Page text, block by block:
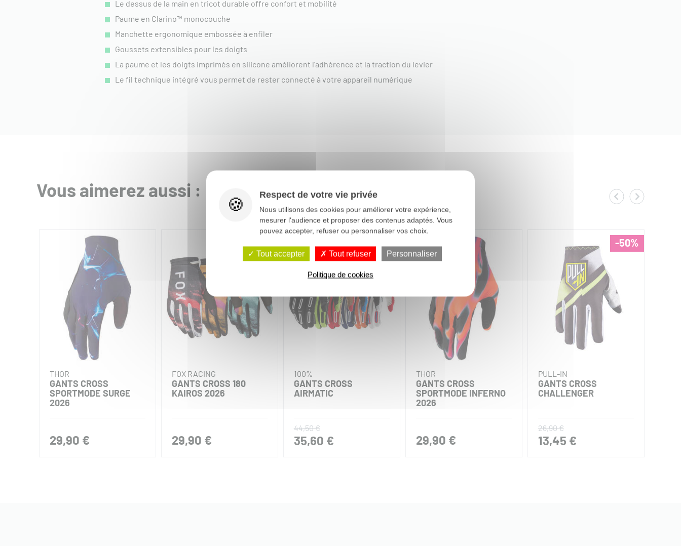
Le dessus de la main en tricot durable offre confort et mobilité
Paume en Clarino™ monocouche
Manchette ergonomique embossée à enfiler
Goussets extensibles pour les doigts
La paume et les doigts imprimés en silicone améliorent l'adhérence et la traction du levier
Le fil technique intégré vous permet de rester connecté à votre appareil numérique
Vous aimerez aussi :
THOR
GANTS CROSS
SPORTMODE SURGE
2026
29,90 €
FOX RACING
GANTS CROSS 180
KAIROS 2026
29,90 €
100%
GANTS CROSS
AIRMATIC
44,50 €
35,60 €
THOR
GANTS CROSS
SPORTMODE INFERNO
2026
29,90 €
-50%
PULL-IN
GANTS CROSS
CHALLENGER
26,90 €
13,45 €
Respect de votre vie privée
Nous utilisons des cookies pour améliorer votre expérience,
mesurer l'audience et proposer des contenus adaptés. Vous
pouvez accepter, refuser ou personnaliser vos choix.
Tout accepter Tout refuser Personnaliser
Politique de cookies